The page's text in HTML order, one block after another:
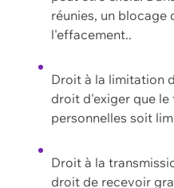
réunies, un blocage
l'effacement..
Droit à la limitation
droit d'exiger que
personnelles soit
Droit à la
droit de recevoir